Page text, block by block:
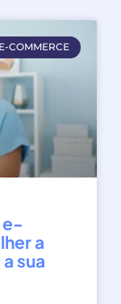
E-COMMERCE
e-
a
sua